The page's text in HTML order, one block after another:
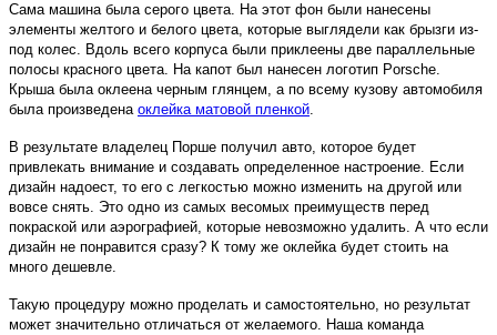
Сама машина была серого цвета. На этот фон были нанесены
элементы желтого и белого цвета, которые выглядели как брызги из-
под колес. Вдоль всего корпуса были приклеены две параллельные
полосы красного цвета. На капот был нанесен логотип Porsche.
Крыша была оклеена черным глянцем, а по всему кузову автомобиля
была произведена оклейка матовой пленкой.
В результате владелец Порше получил авто, которое будет
привлекать внимание и создавать определенное настроение. Если
дизайн надоест, то его с легкостью можно изменить на другой или
вовсе снять. Это одно из самых весомых преимуществ перед
покраской или аэрографией, которые невозможно удалить. А что если
дизайн не понравится сразу? К тому же оклейка будет стоить на
много дешевле.
Такую процедуру можно проделать и самостоятельно, но результат
может значительно отличаться от желаемого. Наша команда